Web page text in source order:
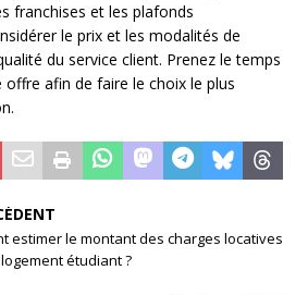
franchises et les plafonds
le prix et les modalités de
du service client. Prenez le temps
offre afin de faire le choix le plus
estimer le montant des charges locatives
étudiant ?